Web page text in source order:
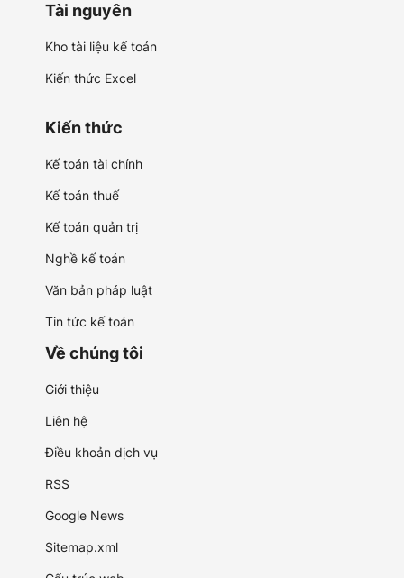
Tài nguyên
Kho tài liệu kế toán
Kiến thức Excel
Kiến thức
Kế toán tài chính
Kế toán thuế
Kế toán quản trị
Nghề kế toán
Văn bản pháp luật
Tin tức kế toán
Về chúng tôi
Giới thiệu
Liên hệ
Điều khoản dịch vụ
RSS
Google News
Sitemap.xml